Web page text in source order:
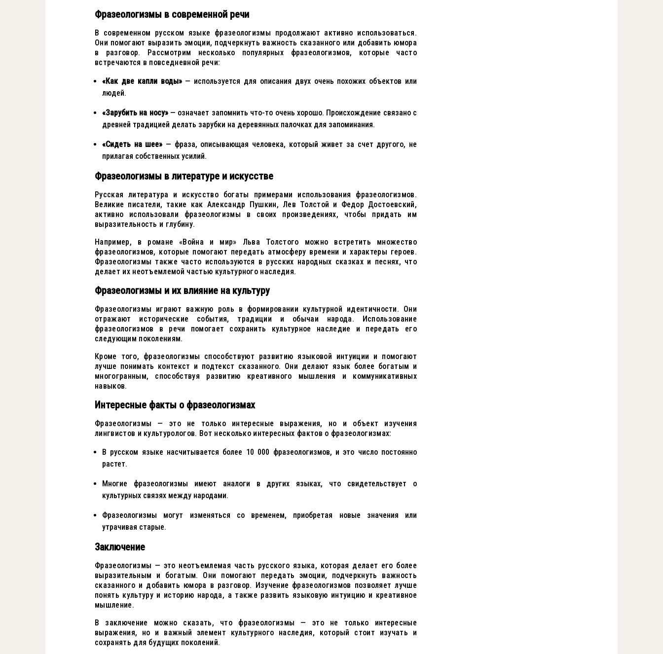
Фразеологизмы в современной речи
В современном русском языке фразеологизмы продолжают активно использоваться.
Они помогают выразить эмоции, подчеркнуть важность сказанного или добавить юмора
в разговор. Рассмотрим несколько популярных фразеологизмов, которые часто
встречаются в повседневной речи:
«Как две капли воды»— используется для описания двух очень похожих объектов или
людей.
«Зарубить на носу»— означает запомнить что-то очень хорошо. Происхождение связано с
древней традицией делать зарубки на деревянных палочках для запоминания.
«Сидеть на шее» — фраза, описывающая человека, который живет за счет другого, не
прилагая собственных усилий.
Фразеологизмы в литературе и искусстве
Русская литература и искусство богаты примерами использования фразеологизмов.
Великие писатели, такие как Александр Пушкин, Лев Толстой и Федор Достоевский,
активно использовали фразеологизмы в своих произведениях, чтобы придать им
выразительность и глубину.
Например, в романе «Война и мир» Льва Толстого можно встретить множество
фразеологизмов, которые помогают передать атмосферу времени и характеры героев.
Фразеологизмы также часто используются в русских народных сказках и песнях, что
делает их неотъемлемой частью культурного наследия.
Фразеологизмы и их влияние на культуру
Фразеологизмы играют важную роль в формировании культурной идентичности. Они
отражают исторические события, традиции и обычаи народа. Использование
фразеологизмов в речи помогает сохранить культурное наследие и передать его
следующим поколениям.
Кроме того, фразеологизмы способствуют развитию языковой интуиции и помогают
лучше понимать контекст и подтекст сказанного. Они делают язык более богатым и
многогранным, способствуя развитию креативного мышления и коммуникативных
навыков.
Интересные факты о фразеологизмах
Фразеологизмы — это не только интересные выражения, но и объект изучения
лингвистов и культурологов. Вот несколько интересных фактов о фразеологизмах:
В русском языке насчитывается более 10 000 фразеологизмов, и это число постоянно
растет.
Многие фразеологизмы имеют аналоги в других языках, что свидетельствует о
культурных связях между народами.
Фразеологизмы могут изменяться со временем, приобретая новые значения или
утрачивая старые.
Заключение
Фразеологизмы — это неотъемлемая часть русского языка, которая делает его более
выразительным и богатым. Они помогают передать эмоции, подчеркнуть важность
сказанного и добавить юмора в разговор. Изучение фразеологизмов позволяет лучше
понять культуру и историю народа, а также развить языковую интуицию и креативное
мышление.
В заключение можно сказать, что фразеологизмы — это не только интересные
выражения, но и важный элемент культурного наследия, который стоит изучать и
сохранять для будущих поколений.